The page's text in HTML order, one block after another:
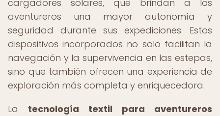
cargadores solares, que brindan a los
aventureros una mayor autonomía y
seguridad durante sus expediciones. Estos
dispositivos incorporados no solo facilitan la
navegación y la supervivencia en las estepas,
sino que también ofrecen una experiencia de
exploración más completa y enriquecedora.
La tecnología textil para aventureros